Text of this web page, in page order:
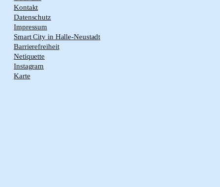
Kontakt
Datenschutz
Impressum
Smart City in Halle-Neustadt
Barrierefreiheit
Netiquette
Instagram
Karte